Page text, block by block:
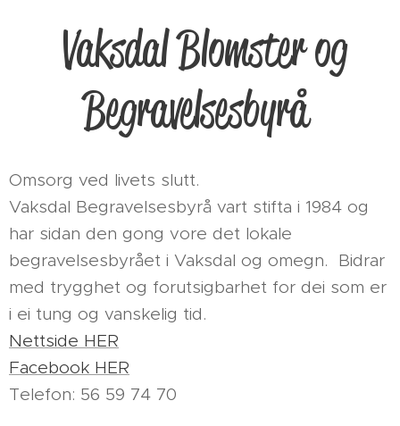
Vaksdal Blomster og
Begravelsesbyrå
Omsorg ved livets slutt.
Vaksdal Begravelsesbyrå vart stifta i 1984 og
har sidan den gong vore det lokale
begravelsesbyrået i Vaksdal og omegn. Bidrar
med trygghet og forutsigbarhet for dei som er
i ei tung og vanskelig tid.
Nettside HER
Facebook HER
Telefon: 56 59 74 70